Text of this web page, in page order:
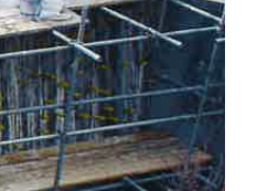
土木
土木工事業